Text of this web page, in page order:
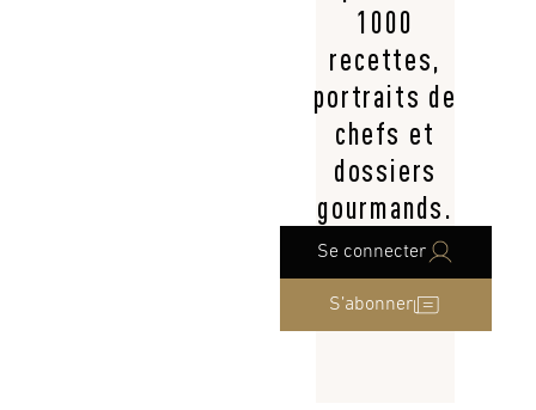
1000
recettes,
portraits de
chefs et
dossiers
gourmands.
Se connecter
S’abonner